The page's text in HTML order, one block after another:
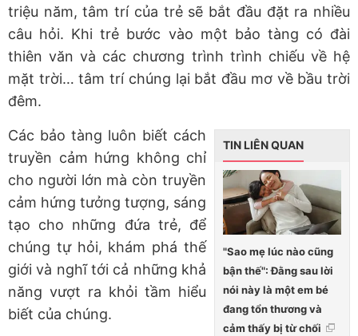
triệu năm, tâm trí của trẻ sẽ bắt đầu đặt ra nhiều
câu hỏi. Khi trẻ bước vào một bảo tàng có đài
thiên văn và các chương trình trình chiếu về hệ
mặt trời… tâm trí chúng lại bắt đầu mơ về bầu trời
đêm.
TIN LIÊN QUAN
"Sao mẹ lúc nào cũng
bận thế": Đằng sau lời
nói này là một em bé
đang tổn thương và
cảm thấy bị từ chối
Các bảo tàng luôn biết cách
truyền cảm hứng không chỉ
cho người lớn mà còn truyền
cảm hứng tưởng tượng, sáng
tạo cho những đứa trẻ, để
chúng tự hỏi, khám phá thế
giới và nghĩ tới cả những khả
năng vượt ra khỏi tầm hiểu
biết của chúng.